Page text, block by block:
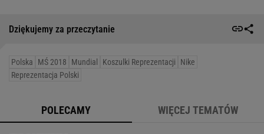
Dziękujemy za przeczytanie
Polska MŚ 2018 Mundial Koszulki Reprezentacji
Nike
Reprezentacja Polski
POLECAMY WIĘCEJ TEMATÓW